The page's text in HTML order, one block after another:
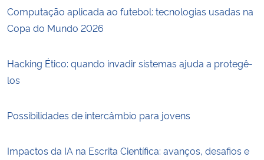
Computação aplicada ao futebol: tecnologias usadas na
Copa do Mundo 2026
Hacking Ético: quando invadir sistemas ajuda a protegê-
los
Possibilidades de intercâmbio para jovens
Impactos da IA na Escrita Científica: avanços, desafios e